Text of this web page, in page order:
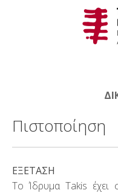
Αναζήτηση
Βιογραφία
Πιστοποίηση
ΕΞΕΤΑΣΗ
Το Ίδρυμα Takis έχει